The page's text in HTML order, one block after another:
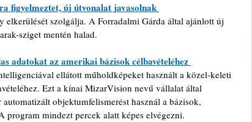
figyelmeztet, új útvonalat javasolnak
elkerülését szolgálja. A Forradalmi Gárda által ajánlott új
sziget mentén halad.
adatokat az amerikai bázisok célbavételéhez
ellátott műholdképeket használt a közel-keleti
Ezt a kínai MizarVision nevű vállalat által
objektumfelismerést használ a bázisok,
program mindezt percek alatt képes elvégezni.